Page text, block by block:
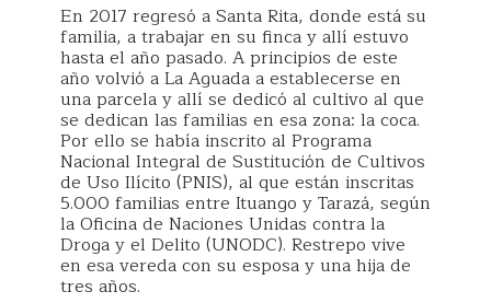
En 2017 regresó a Santa Rita, donde está su
familia, a trabajar en su finca y allí estuvo
hasta el año pasado. A principios de este
año volvió a La Aguada a establecerse en
una parcela y allí se dedicó al cultivo al que
se dedican las familias en esa zona: la coca.
Por ello se había inscrito al Programa
Nacional Integral de Sustitución de Cultivos
de Uso Ilícito (PNIS), al que están inscritas
5.000 familias entre Ituango y Tarazá, según
la Oficina de Naciones Unidas contra la
Droga y el Delito (UNODC). Restrepo vive
en esa vereda con su esposa y una hija de
tres años.